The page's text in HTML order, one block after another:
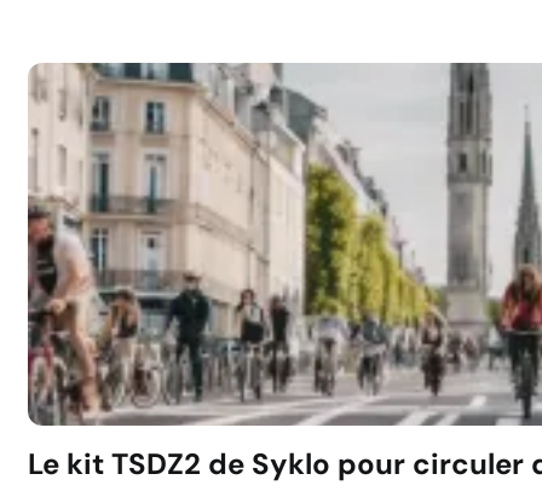
Le kit TSDZ2 de Syklo pour circuler